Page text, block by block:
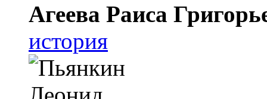
Агеева Раиса
история